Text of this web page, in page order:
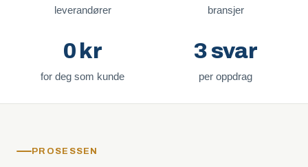
leverandører bransjer
0 kr
for deg som kunde
3 svar
per oppdrag
PROSESSEN